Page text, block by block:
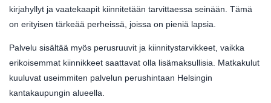
kirjahyllyt ja vaatekaapit kiinnitetään tarvittaessa seinään. Tämä
on erityisen tärkeää perheissä, joissa on pieniä lapsia.
Palvelu sisältää myös perusruuvit ja kiinnitystarvikkeet, vaikka
erikoisemmat kiinnikkeet saattavat olla lisämaksullisia. Matkakulut
kuuluvat useimmiten palvelun perushintaan Helsingin
kantakaupungin alueella.